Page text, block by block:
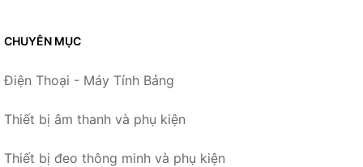
CHUYÊN MỤC
Điện Thoại - Máy Tính Bảng
Thiết bị âm thanh và phụ kiện
Thiết bị đeo thông minh và phụ kiện